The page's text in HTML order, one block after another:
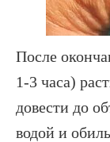
После
1-3 часа)
довести до
водой и